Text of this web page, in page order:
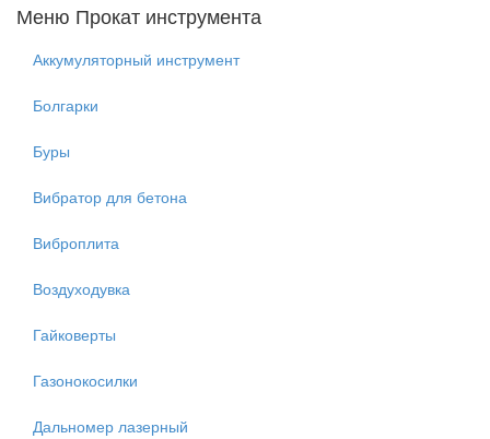
Меню Прокат инструмента
Аккумуляторный инструмент
Болгарки
Буры
Вибратор для бетона
Виброплита
Воздуходувка
Гайковерты
Газонокосилки
Дальномер лазерный